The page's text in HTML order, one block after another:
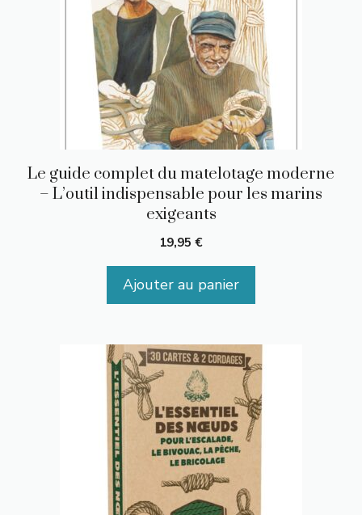
Le guide complet du matelotage moderne
– L’outil indispensable pour les marins
exigeants
19,95 €
Ajouter au panier